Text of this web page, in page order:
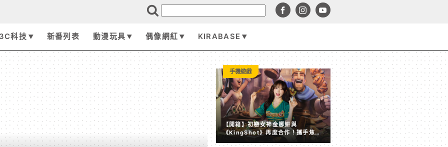
科技 新番列表 動漫玩具 偶像網紅 KIRABASE
手機遊戲
【開箱】初戀女神金娜妍與
《KingShot》再度合作！攜手焦糖
楓、柒息地推出「國王燒烤節」活動
手機遊戲